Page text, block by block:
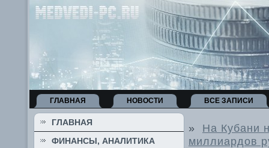
ГЛАВНАЯ НОВОСТИ ВСЕ ЗАПИСИ
ГЛАВНАЯ
ФИНАНСЫ, АНАЛИТИКА
» На Кубани
миллиардов